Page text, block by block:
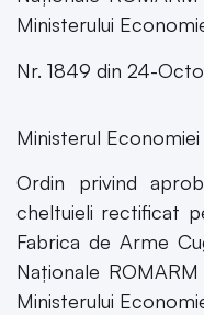
Ministerului
Nr. 1849 din 24-
Ministerul Economiei
Ordin privind
cheltuieli rectificat
Fabrica de Arme
Naționale
Ministerului